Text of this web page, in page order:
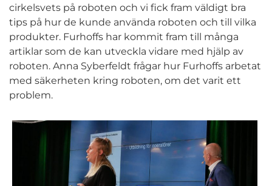
cirkelsvets på roboten och vi fick fram väldigt bra
tips på hur de kunde använda roboten och till vilka
produkter. Furhoffs har kommit fram till många
artiklar som de kan utveckla vidare med hjälp av
roboten. Anna Syberfeldt frågar hur Furhoffs arbetat
med säkerheten kring roboten, om det varit ett
problem.